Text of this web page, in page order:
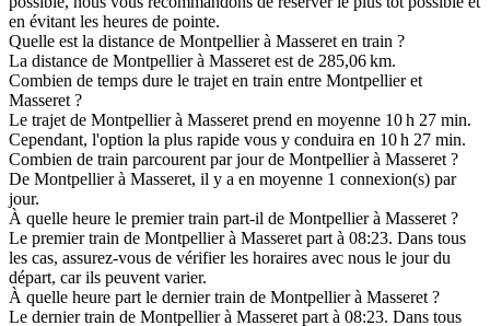
en évitant les heures de pointe.
Quelle est la distance de Montpellier à Masseret en train ?
La distance de Montpellier à Masseret est de 285,06 km.
Combien de temps dure le trajet en train entre Montpellier et
Masseret ?
Le trajet de Montpellier à Masseret prend en moyenne 10 h 27 min.
Cependant, l'option la plus rapide vous y conduira en 10 h 27 min.
Combien de train parcourent par jour de Montpellier à Masseret ?
De Montpellier à Masseret, il y a en moyenne 1 connexion(s) par
jour.
À quelle heure le premier train part-il de Montpellier à Masseret ?
Le premier train de Montpellier à Masseret part à 08:23. Dans tous
les cas, assurez-vous de vérifier les horaires avec nous le jour du
départ, car ils peuvent varier.
À quelle heure part le dernier train de Montpellier à Masseret ?
Le dernier train de Montpellier à Masseret part à 08:23. Dans tous